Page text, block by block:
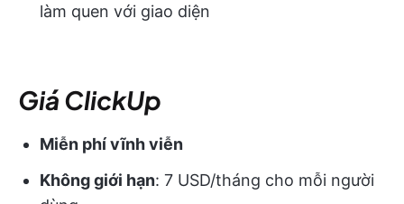
làm quen với giao diện
Giá ClickUp
Miễn phí vĩnh viễn
Không giới hạn: 7 USD/tháng cho mỗi người